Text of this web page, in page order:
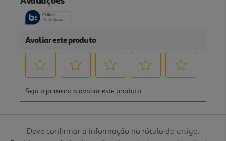
Deve confirmar a informação no rótulo do artigo.